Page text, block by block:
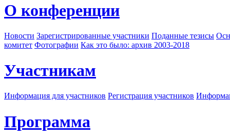
О конференции
Новости Зарегистрированные участники Поданные тезисы
комитет Фотографии Как это было: архив 2003-2018
Участникам
Информация для участников Регистрация участников
Программа